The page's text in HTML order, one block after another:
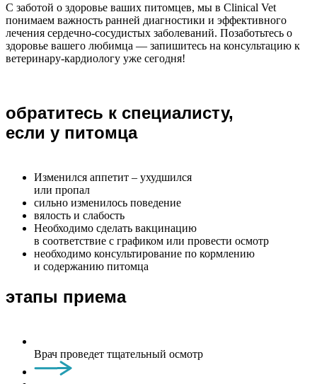
С заботой о здоровье ваших питомцев, мы в Clinical Vet
понимаем важность ранней диагностики и эффективного
лечения сердечно-сосудистых заболеваний. Позаботьтесь о
здоровье вашего любимца — запишитесь на консультацию к
ветеринару-кардиологу уже сегодня!
обратитесь к специалисту,
если у питомца
Изменился аппетит – ухудшился
или пропал
сильно изменилось поведение
вялость и слабость
Необходимо сделать вакцинацию
в соответствие с графиком или провести осмотр
необходимо консультирование по кормлению
и содержанию питомца
этапы приема
Врач проведет тщательный осмотр